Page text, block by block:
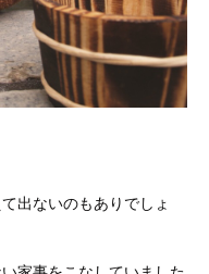
出ないのもありでしょ